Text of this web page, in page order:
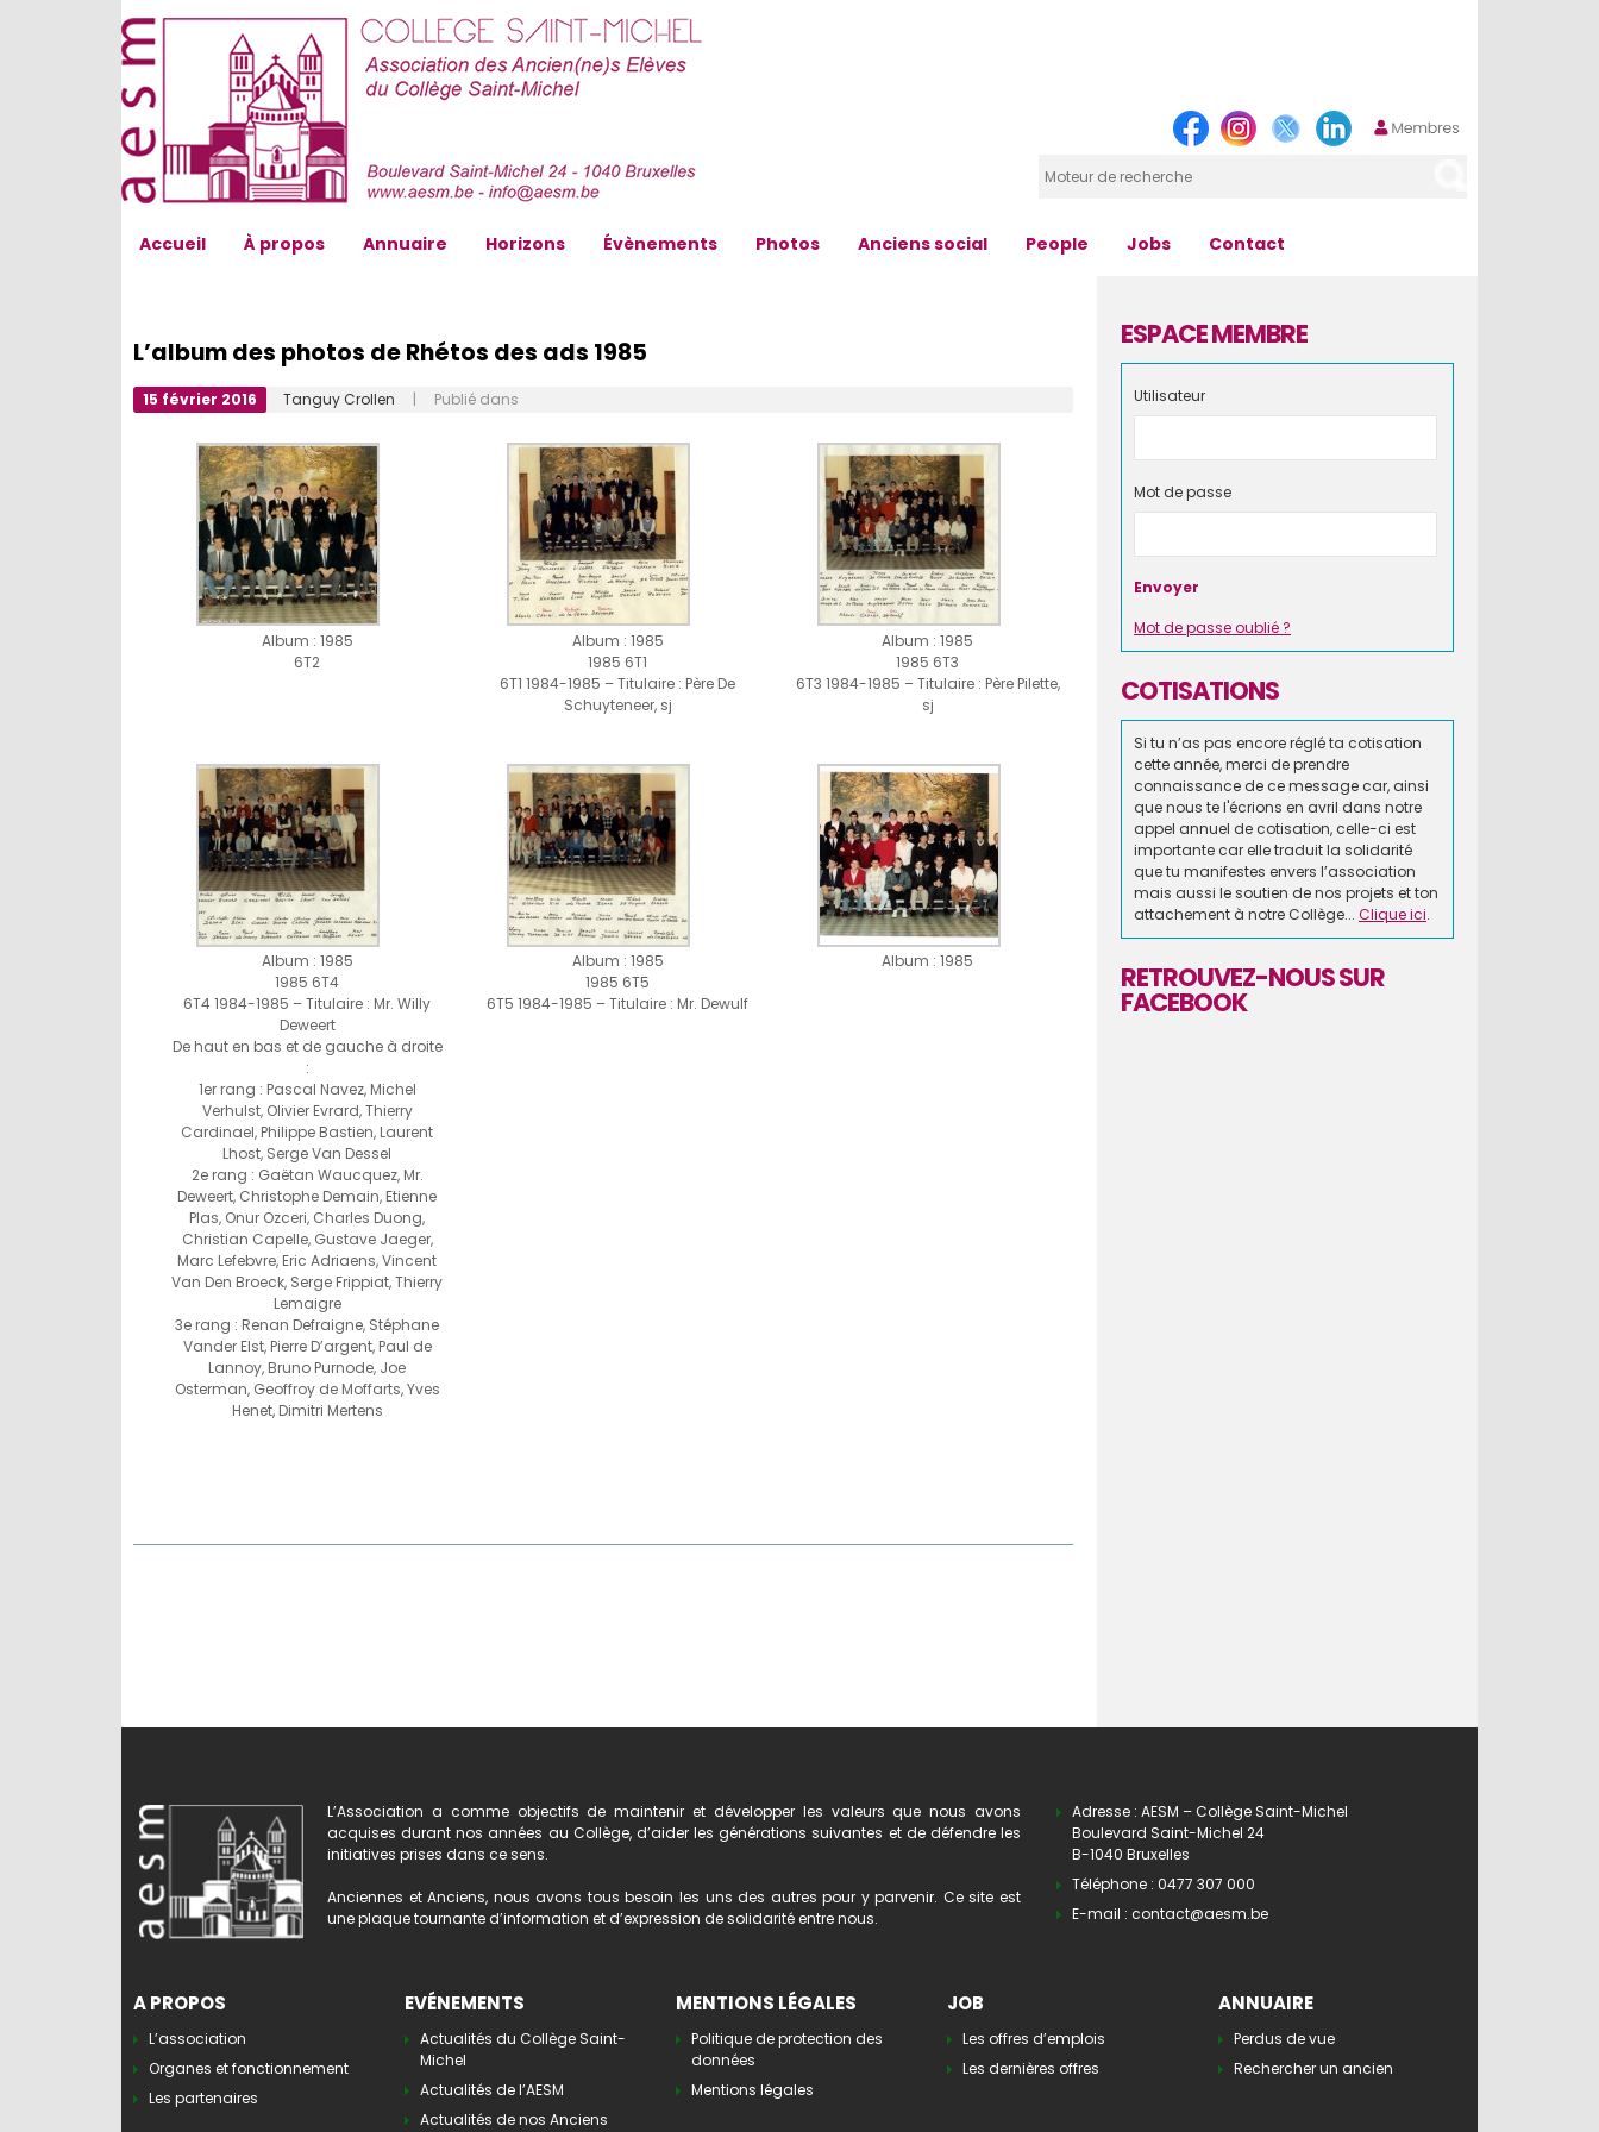
Accueil À propos Annuaire Horizons Évènements Photos Anciens social People Jobs Contact
L’album des photos de Rhétos des ads 1985
15 février 2016 Tanguy Crollen | Publié dans
Album : 1985
6T2
Album : 1985
1985 6T1
6T1 1984-1985 – Titulaire : Père De
Schuyteneer, sj
Album : 1985
1985 6T3
6T3 1984-1985 – Titulaire : Père Pilette,
sj
Album : 1985
1985 6T4
6T4 1984-1985 – Titulaire : Mr. Willy
Deweert
De haut en bas et de gauche à droite
:
1er rang : Pascal Navez, Michel
Verhulst, Olivier Evrard, Thierry
Cardinael, Philippe Bastien, Laurent
Lhost, Serge Van Dessel
2e rang : Gaëtan Waucquez, Mr.
Deweert, Christophe Demain, Etienne
Plas, Onur Ozceri, Charles Duong,
Christian Capelle, Gustave Jaeger,
Marc Lefebvre, Eric Adriaens, Vincent
Van Den Broeck, Serge Frippiat, Thierry
Lemaigre
3e rang : Renan Defraigne, Stéphane
Vander Elst, Pierre D’argent, Paul de
Lannoy, Bruno Purnode, Joe
Osterman, Geoffroy de Moffarts, Yves
Henet, Dimitri Mertens
Album : 1985
1985 6T5
6T5 1984-1985 – Titulaire : Mr. Dewulf
Album : 1985
ESPACE MEMBRE
Utilisateur
Mot de passe
Mot de passe oublié ?
COTISATIONS
Si tu n’as pas encore réglé ta cotisation
cette année, merci de prendre
connaissance de ce message car, ainsi
que nous te l'écrions en avril dans notre
appel annuel de cotisation, celle-ci est
importante car elle traduit la solidarité
que tu manifestes envers l’association
mais aussi le soutien de nos projets et ton
attachement à notre Collège... Clique ici.
RETROUVEZ-NOUS SUR
FACEBOOK
L’Association a comme objectifs de maintenir et développer les valeurs que nous avons
acquises durant nos années au Collège, d’aider les générations suivantes et de défendre les
initiatives prises dans ce sens.
Anciennes et Anciens, nous avons tous besoin les uns des autres pour y parvenir. Ce site est
une plaque tournante d’information et d’expression de solidarité entre nous.
Adresse : AESM – Collège Saint-Michel
Boulevard Saint-Michel 24
B-1040 Bruxelles
Téléphone : 0477 307 000
E-mail : contact@aesm.be
A PROPOS
L’association
Organes et fonctionnement
Les partenaires
EVÉNEMENTS
Actualités du Collège Saint-
Michel
Actualités de l’AESM
Actualités de nos Anciens
MENTIONS LÉGALES
Politique de protection des
données
Mentions légales
JOB
Les offres d’emplois
Les dernières offres
ANNUAIRE
Perdus de vue
Rechercher un ancien